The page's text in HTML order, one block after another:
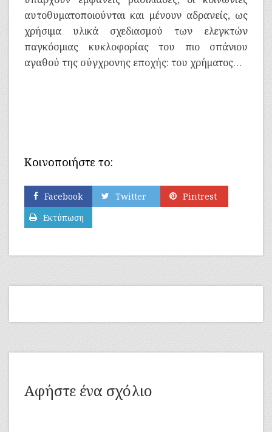
αυτοθυματοποιούνται και μένουν αδρανείς, ως
χρήσιμα υλικά σχεδιασμού των ελεγκτών
παγκόσμιας κυκλοφορίας του πιο σπάνιου
αγαθού της σύγχρονης εποχής: του χρήματος…
Κοινοποιήστε το:
Facebook Twitter
Pintrest
Εκτύπωση
Αφήστε ένα σχόλιο